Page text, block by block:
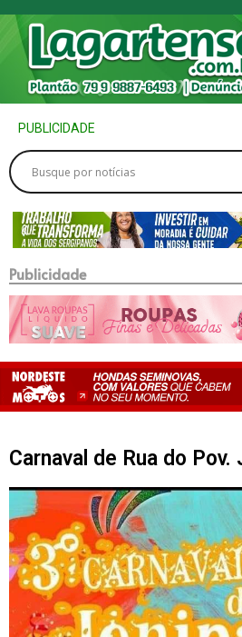
PUBLICIDADE
Publicidade
Carnaval de Rua do Pov.